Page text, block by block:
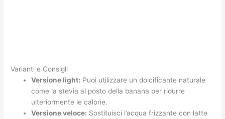
Varianti e Consigli
Versione light: Puoi utilizzare un dolcificante naturale
come la stevia al posto della banana per ridurre
ulteriormente le calorie.
Versione veloce: Sostituisci l’acqua frizzante con latte